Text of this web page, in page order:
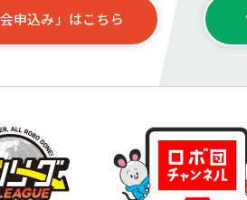
申込み」はこちら